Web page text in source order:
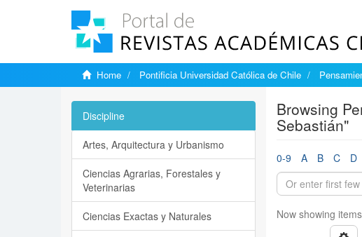
Home Pontificia Universidad Católica de Chile
Browsing
Sebastián"
0-9 A B C D
Now showing
Discipline
Artes, Arquitectura y Urbanismo
Ciencias Agrarias, Forestales y
Veterinarias
Ciencias Exactas y Naturales